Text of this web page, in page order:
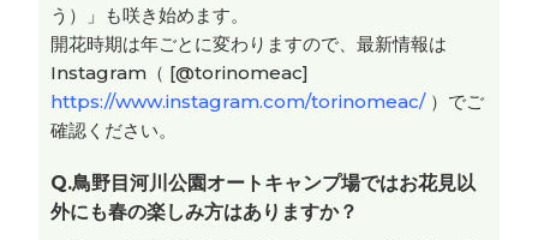
う）」も咲き始めます。
開花時期は年ごとに変わりますので、最新情報は
Instagram（ [@torinomeac]
https://www.instagram.com/torinomeac/ ）でご
確認ください。
Q.鳥野目河川公園オートキャンプ場ではお花見以
外にも春の楽しみ方はありますか？